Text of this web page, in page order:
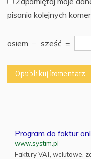
pisania kolejnych
osiem − sześć =
Program do faktur
www.systim.pl
Faktury VAT, walutowe,